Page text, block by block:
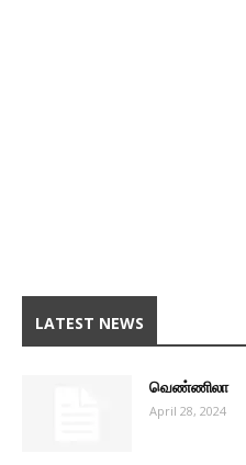
LATEST NEWS
வெண்ணிலா
April 28, 2024